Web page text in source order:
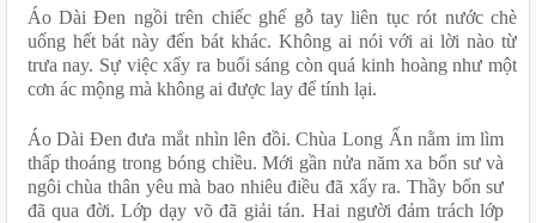
Áo Dài Đen ngồi trên chiếc ghế gỗ tay liên tục rót nước chè
uống hết bát này đến bát khác. Không ai nói với ai lời nào từ
trưa nay. Sự việc xẩy ra buổi sáng còn quá kinh hoàng như một
cơn ác mộng mà không ai được lay để tính lại.
Áo Dài Đen đưa mắt nhìn lên đồi. Chùa Long Ấn nằm im lìm
thấp thoáng trong bóng chiều. Mới gần nửa năm xa bổn sư và
ngôi chùa thân yêu mà bao nhiêu điều đã xẩy ra. Thầy bổn sư
đã qua đời. Lớp dạy võ đã giải tán. Hai người đảm trách lớp